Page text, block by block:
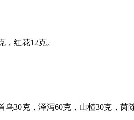
，红花12克。
30克，泽泻60克，山楂30克，茵